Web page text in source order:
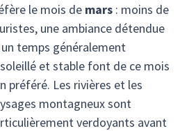
le mois de mars : moins de
une ambiance détendue
temps généralement
et stable font de ce mois
préféré. Les rivières et les
montagneux sont
verdoyants avant